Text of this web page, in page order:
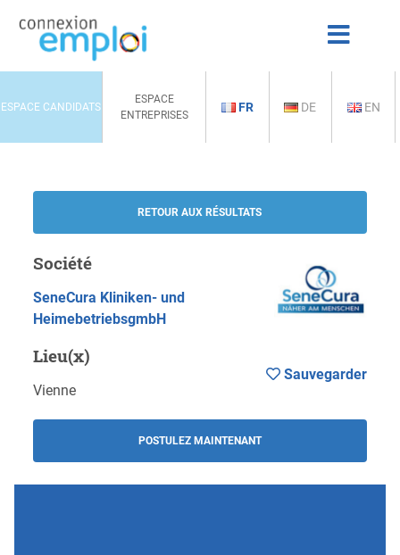
ESPACE CANDIDATS
ESPACE
ENTREPRISES
FR DE EN
RETOUR AUX RÉSULTATS
Société
SeneCura Kliniken- und
HeimebetriebsgmbH
Lieu(x)
Vienne
POSTULEZ MAINTENANT
Sauvegarder